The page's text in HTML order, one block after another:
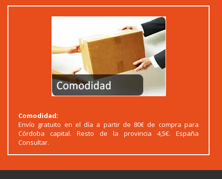
Comodidad:
Envío gratuito en el día a partir de 80€ de compra para
Córdoba capital. Resto de la provincia 4,5€. España
Consultar.